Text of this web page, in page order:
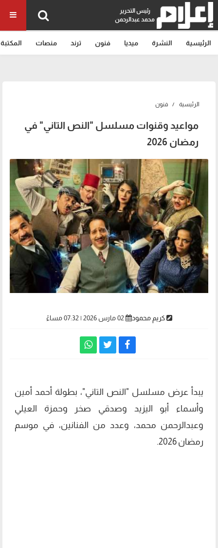
رئيس التحرير
محمد عبدالرحمن
الرئيسية النشرة ميديا فنون ترند منصات المكتبة
الرئيسية فنون
مواعيد وقنوات مسلسل "النص التاني" في
رمضان 2026
كريم محمود
يبدأ عرض مسلسل "النص التاني"، بطولة أحمد أمين
وأسماء أبو اليزيد وصدقي صخر وحمزة العيلي
وعبدالرحمن محمد، وعدد من الفنانين، في موسم
رمضان 2026.